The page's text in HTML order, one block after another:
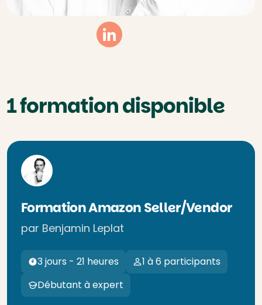
Linkedin
1 formation disponible
Formation Amazon Seller/Vendor
par Benjamin Leplat
3 jours - 21 heures
1 à 6 participants
Débutant à expert